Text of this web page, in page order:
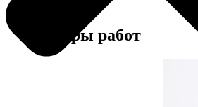
Примеры работ